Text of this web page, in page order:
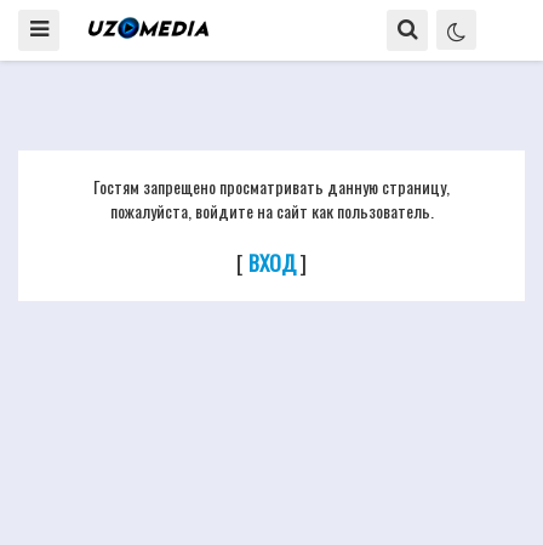
Гостям запрещено просматривать данную страницу,
пожалуйста, войдите на сайт как пользователь.
[ ВХОД]